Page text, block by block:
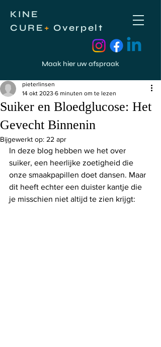
KINE
CURE + Overpelt
Maak hier uw afspraak
Suiker en Bloedglucose: Het
Gevecht Binnenin
pieterlinsen
14 okt 2023 6 minuten om te lezen
Bijgewerkt op: 22 apr
In deze blog hebben we het over
suiker, een heerlijke zoetigheid die
onze smaakpapillen doet dansen. Maar
dit heeft echter een duister kantje die
je misschien niet altijd te zien krijgt: